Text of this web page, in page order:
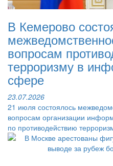
В Кемерово
вопросам
терроризму в
сфере
23.07.2026
21 июля состоялось
вопросам организации
по противодействию